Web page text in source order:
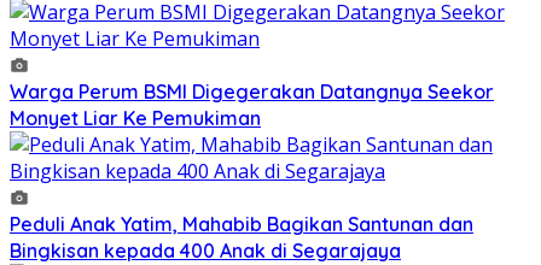
Warga Perum BSMI Digegerakan Datangnya Seekor
Monyet Liar Ke Pemukiman
Peduli Anak Yatim, Mahabib Bagikan Santunan dan
Bingkisan kepada 400 Anak di Segarajaya